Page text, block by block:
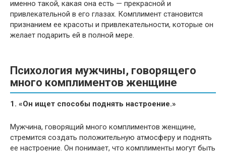
именно такой, какая она есть — прекрасной и
привлекательной в его глазах. Комплимент становится
признанием ее красоты и привлекательности, которые он
желает подарить ей в полной мере.
Психология мужчины, говорящего
много комплиментов женщине
1. «Он ищет способы поднять настроение.»
Мужчина, говорящий много комплиментов женщине,
стремится создать положительную атмосферу и поднять
ее настроение. Он понимает, что комплименты могут быть